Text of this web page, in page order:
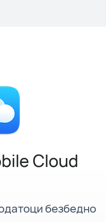
Cloud
безбедно